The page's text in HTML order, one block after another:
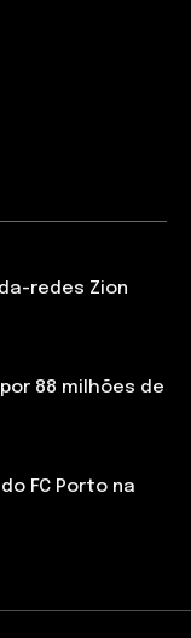
redes Zion
88 milhões de
FC Porto na